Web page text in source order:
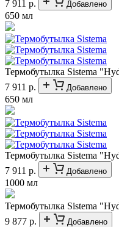
7 911 р. Добавлено
650 мл
Термобутылка Sistema
7 911 р.
Добавлено
650 мл
Термобутылка Sistema
7 911 р.
Добавлено
1000 мл
Термобутылка Sistema
9 877 р.
Добавлено